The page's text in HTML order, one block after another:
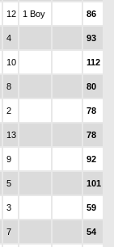
12 1 Boy 86
4 93
10 112
8 80
2 78
13 78
9 92
5 101
3 59
7 54